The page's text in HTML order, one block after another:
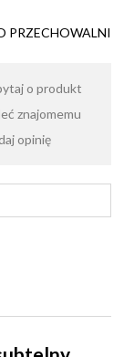
PRZECHOWALNI
o produkt
znajomemu
opinię